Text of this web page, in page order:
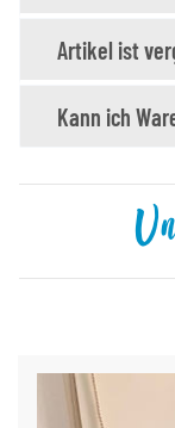
Artikel ist
Kann ich